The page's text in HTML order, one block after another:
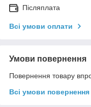
Післяплата
Всі умови оплати
Умови повернення
Повернення товару
Всі умови повернення